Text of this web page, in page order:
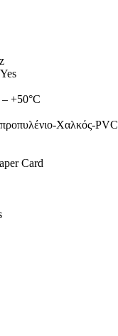
– Βαρηκοΐας
Inverter
TV (RF-F) Διάφορα
+50°C
Χαλκός-
Card